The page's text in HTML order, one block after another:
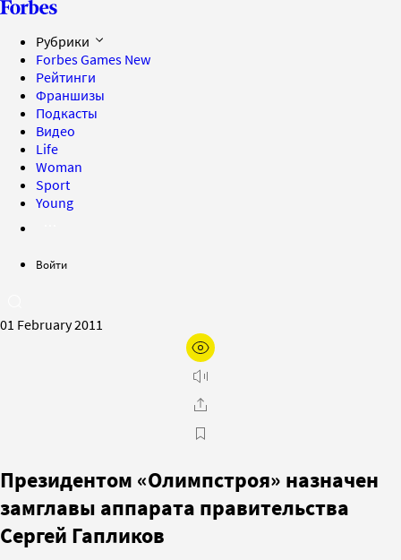
Рубрики
Forbes Games New
Рейтинги
Франшизы
Подкасты
Видео
Life
Woman
Sport
Young
Войти
01 February 2011
Президентом «Олимпстроя» назначен
замглавы аппарата правительства
Сергей Гапликов